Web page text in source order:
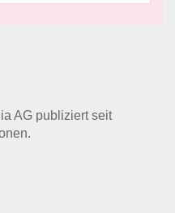
AG publiziert seit